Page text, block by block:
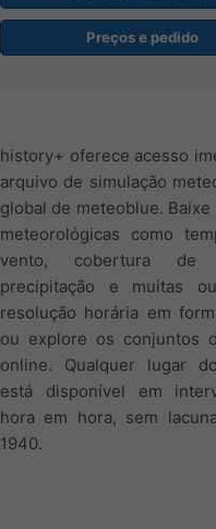
Preços e pedido
history+ oferece acesso
arquivo de simulação
global de meteoblue. Baixe
meteorológicas como
vento, cobertura de
precipitação e muitas
resolução horária em
ou explore os conjuntos
online. Qualquer lugar
está disponível em
hora em hora, sem
1940.